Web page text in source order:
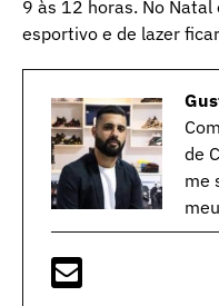
9 às 12 horas. No Natal
esportivo e de lazer
de
me